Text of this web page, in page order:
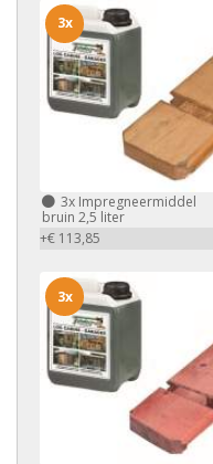
3x Impregneermiddel
bruin 2,5 liter
+€ 113,85
3x
3x